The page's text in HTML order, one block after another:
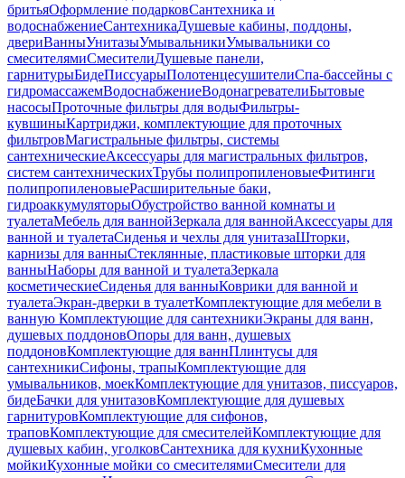
бритьяОформление подарковСантехника и
водоснабжениеСантехникаДушевые кабины, поддоны,
двериВанныУнитазыУмывальникиУмывальники со
смесителямиСмесителиДушевые панели,
гарнитурыБидеПиссуарыПолотенцесушителиСпа-бассейны с
гидромассажемВодоснабжениеВодонагревателиБытовые
насосыПроточные фильтры для водыФильтры-
кувшиныКартриджи, комплектующие для проточных
фильтровМагистральные фильтры, системы
сантехническиеАксессуары для магистральных фильтров,
систем сантехническихТрубы полипропиленовыеФитинги
полипропиленовыеРасширительные баки,
гидроаккумуляторыОбустройство ванной комнаты и
туалетаМебель для ваннойЗеркала для ваннойАксессуары для
ванной и туалетаСиденья и чехлы для унитазаШторки,
карнизы для ванныСтеклянные, пластиковые шторки для
ванныНаборы для ванной и туалетаЗеркала
косметическиеСиденья для ванныКоврики для ванной и
туалетаЭкран-дверки в туалетКомплектующие для мебели в
ванную Комплектующие для сантехникиЭкраны для ванн,
душевых поддоновОпоры для ванн, душевых
поддоновКомплектующие для ваннПлинтусы для
сантехникиСифоны, трапыКомплектующие для
умывальников, моекКомплектующие для унитазов, писсуаров,
бидеБачки для унитазовКомплектующие для душевых
гарнитуровКомплектующие для сифонов,
траповКомплектующие для смесителейКомплектующие для
душевых кабин, уголковСантехника для кухниКухонные
мойкиКухонные мойки со смесителямиСмесители для